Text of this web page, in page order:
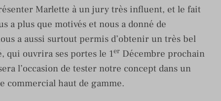
Marlette à un jury très influent, et le fait
a plus que motivés et nous a donné de
a aussi surtout permis d’obtenir un très bel
qui ouvrira ses portes le 1er Décembre prochain
l’occasion de tester notre concept dans un
commercial haut de gamme.